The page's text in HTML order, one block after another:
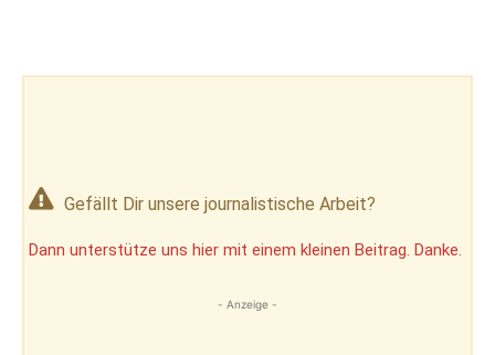
Gefällt Dir unsere journalistische Arbeit?
Dann unterstütze uns hier mit einem kleinen Beitrag. Danke.
- Anzeige -